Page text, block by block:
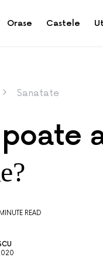
Orase Castele
Sanatate
READ